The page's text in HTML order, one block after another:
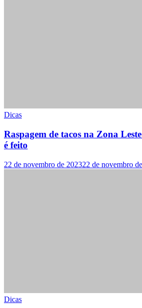
Dicas
Raspagem de tacos na Zona
é feito
22 de novembro de 202322 de novembro
Dicas